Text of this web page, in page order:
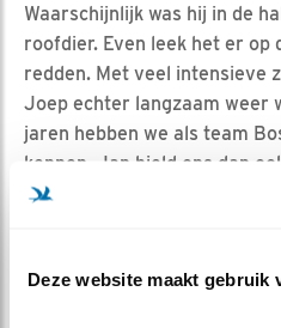
Deze website maakt gebruik
Waarschijnlijk was hij in de
roofdier. Even leek het er op
redden. Met veel intensieve
Joep echter langzaam weer
jaren hebben we als team
kennen, Jan hield ons dan
van het herstel van Joep.
(want Jan en Thea